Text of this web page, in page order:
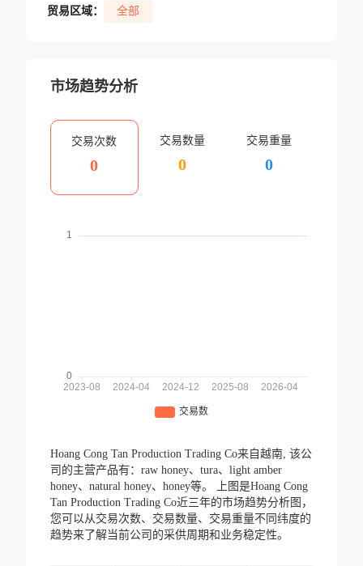
贸易区域： 全部
市场趋势分析
交易次数
0
交易数量
0
交易重量
0
Hoang Cong Tan Production Trading Co来自越南, 该公
司的主营产品有：raw honey、tura、light amber
honey、natural honey、honey等。
上图是Hoang Cong
Tan Production Trading Co近三年的市场趋势分析图，
您可以从交易次数、交易数量、交易重量不同纬度的
趋势来了解当前公司的采供周期和业务稳定性。